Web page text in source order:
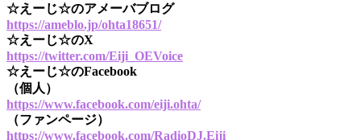
☆えーじ☆のアメーバブログ
https://ameblo.jp/ohta18651/
☆えーじ☆のX
https://twitter.com/Eiji_OEVoice
☆えーじ☆のFacebook
（個人）
https://www.facebook.com/eiji.ohta/
（ファンページ）
https://www.facebook.com/RadioDJ.Eiji